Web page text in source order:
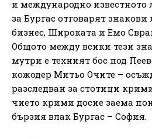
и международно
за Бургас отговарят
бизнес, Широката и Емо
Общото между всики тези
мутри е техният бос под
кожодер Митьо Очите –
разследван за стотици
чието крими досие заема
бързия влак Бургас – София.